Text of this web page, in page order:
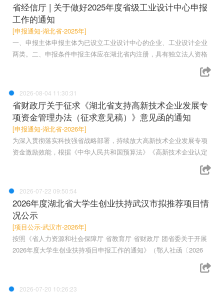
省经信厅 | 关于做好2025年度省级工业设计中心申报
工作的通知
[申报通知-湖北省-2025年]
一、申报主体申报主体为已设立工业设计中心的企业、工业设计企业
两类。二、申报条件申报主体应在湖北省内注册，具有独立法人资格
2026-08-04 11:30:31
省财政厅关于征求《湖北省支持高新技术企业发展专
项资金管理办法（征求意见稿）》意见函的通知
[申报通知-湖北省-2026年]
为深入贯彻落实科技强省战略部署，持续放大高新技术企业发展专项
资金激励效能，根据《中华人民共和国预算法》《高新技术企业认定
2026-07-22 09:50:54
2026年度湖北省大学生创业扶持武汉市拟推荐项目情
况公示
[项目公示-武汉市-2026年]
按照《省人力资源和社会保障厅 省教育厅 省财政厅 团省委关于开展
2026年度大学生创业扶持项目申报工作的通知》（鄂人社函〔2026
2026-07-20 10:26:23